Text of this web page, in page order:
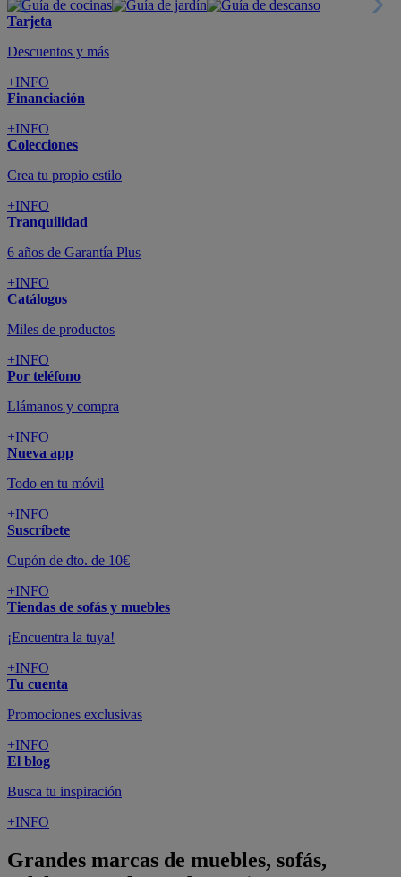
Tarjeta
Descuentos y más
+INFO
Financiación
+INFO
Colecciones
Crea tu propio estilo
+INFO
Tranquilidad
6 años de Garantía Plus
+INFO
Catálogos
Miles de productos
+INFO
Por teléfono
Llámanos y compra
+INFO
Nueva app
Todo en tu móvil
+INFO
Suscríbete
Cupón de dto. de 10€
+INFO
Tiendas de sofás y muebles
¡Encuentra la tuya!
+INFO
Tu cuenta
Promociones exclusivas
+INFO
El blog
Busca tu inspiración
+INFO
Grandes marcas de muebles, sofás,